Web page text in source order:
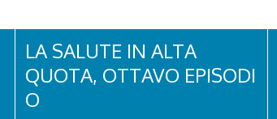
LA SALUTE IN ALTA
QUOTA, OTTAVO EPISODI
O